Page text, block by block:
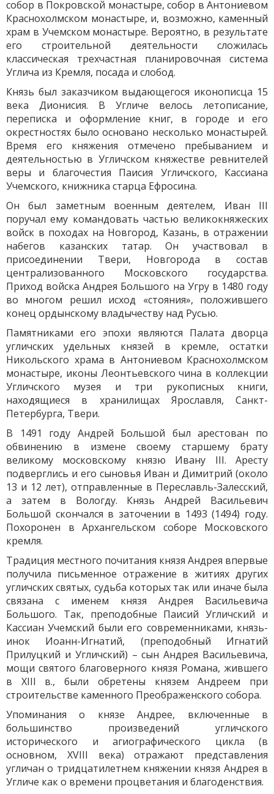
собор в Покровской монастыре, собор в Антониевом
Краснохолмском монастыре, и, возможно, каменный
храм в Учемском монастыре. Вероятно, в результате
его строительной деятельности сложилась
классическая трехчастная планировочная система
Углича из Кремля, посада и слобод.
Князь был заказчиком выдающегося иконописца 15
века Дионисия. В Угличе велось летописание,
переписка и оформление книг, в городе и его
окрестностях было основано несколько монастырей.
Время его княжения отмечено пребыванием и
деятельностью в Угличском княжестве ревнителей
веры и благочестия Паисия Угличского, Кассиана
Учемского, книжника старца Ефросина.
Он был заметным военным деятелем, Иван III
поручал ему командовать частью великокняжеских
войск в походах на Новгород, Казань, в отражении
набегов казанских татар. Он участвовал в
присоединении Твери, Новгорода в состав
централизованного Московского государства.
Приход войска Андрея Большого на Угру в 1480 году
во многом решил исход «стояния», положившего
конец ордынскому владычеству над Русью.
Памятниками его эпохи являются Палата дворца
угличских удельных князей в кремле, остатки
Никольского храма в Антониевом Краснохолмском
монастыре, иконы Леонтьевского чина в коллекции
Угличского музея и три рукописных книги,
находящиеся в хранилищах Ярославля, Санкт-
Петербурга, Твери.
В 1491 году Андрей Большой был арестован по
обвинению в измене своему старшему брату
великому московскому князю Ивану III. Аресту
подверглись и его сыновья Иван и Димитрий (около
13 и 12 лет), отправленные в Переславль-Залесский,
а затем в Вологду. Князь Андрей Васильевич
Большой скончался в заточении в 1493 (1494) году.
Похоронен в Архангельском соборе Московского
кремля.
Традиция местного почитания князя Андрея впервые
получила письменное отражение в житиях других
угличских святых, судьба которых так или иначе была
связана с именем князя Андрея Васильевича
Большого. Так, преподобные Паисий Угличский и
Кассиан Учемский были его современниками, князь-
инок Иоанн-Игнатий, (преподобный Игнатий
Прилуцкий и Угличский) – сын Андрея Васильевича,
мощи святого благоверного князя Романа, жившего
в XIII в., были обретены князем Андреем при
строительстве каменного Преображенского собора.
Упоминания о князе Андрее, включенные в
большинство произведений угличского
исторического и агиографического цикла (в
основном, XVIII века) отражают представления
угличан о тридцатилетнем княжении князя Андрея в
Угличе как о времени процветания и благоденствия.